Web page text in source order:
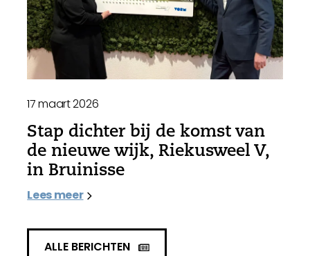
17 maart 2026
Stap dichter bij de komst van
de nieuwe wijk, Riekusweel V,
in Bruinisse
Lees meer
ALLE BERICHTEN